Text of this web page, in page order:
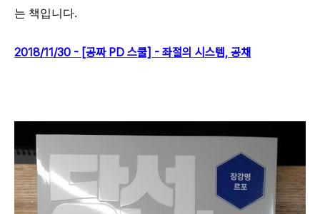
는 책입니다.
2018/11/30 - [공짜 PD 스쿨] - 좌절의 시스템, 공채